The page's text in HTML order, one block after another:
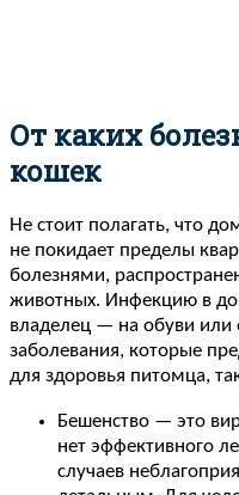
От каких
кошек
Не стоит полагать, что
не покидает пределы
болезнями,
животных. Инфекцию в
владелец — на обуви
заболевания, которые
для здоровья питомца,
Бешенство — это
нет эффективного
случаев